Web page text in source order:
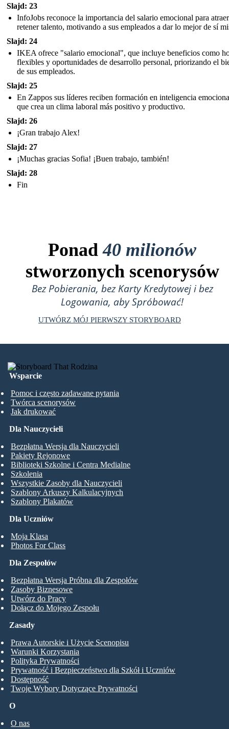
Slajd: 23
InfoJobs reconoce la importancia del salario emocional para
retener talento, motivando a sus empleados a dar lo mejor de sí
Slajd: 24
IKEA ofrece "salario emocional", que incluye beneficios como
flexibles y oportunidades de desarrollo personal, priorizando el
de sus empleados.
Slajd: 25
En Zappos sus líderes reciben formación en inteligencia
que crea un clima laboral más positivo y productivo.
Slajd: 26
¡Gran trabajo Alex!
Slajd: 27
¡Muchas gracias Sofia! ¡Buen trabajo, también!
Slajd: 28
Fin
Ponad40 milionów
stworzonych scenorysów
Bez Pobierania, bez Karty Kredytowej i bez
Logowania, aby Spróbować!
UTWÓRZ MÓJ PIERWSZY STORYBOARD
Wsparcie
Pomoc i często zadawane pytania
Twórca scenorysów
Jak drukować
Dla Uczniów
Moja Klasa
Photos For Class
Dla Nauczycieli
Bezpłatna Wersja dla Nauczycieli
Pakiety Rejonowe
Biblioteki Szkolne i Centra Medialne
Szkolenia
Wszystkie Zasoby dla Nauczycieli
Szablony Arkuszy Kalkulacyjnych
Szablony Plakatów
Dla Zespołów
Bezpłatna Wersja Próbna dla Zespołów
Zasoby Biznesowe
Utwórz do Pracy
Dołącz do Mojego Zespołu
O
O nas
Zasady
Prawa Autorskie i Użycie Scenopisu
Warunki Korzystania
Polityka Prywatności
Prywatność i Bezpieczeństwo dla Szkół i Uczniów
Dostępność
Twoje Wybory Dotyczące Prywatności